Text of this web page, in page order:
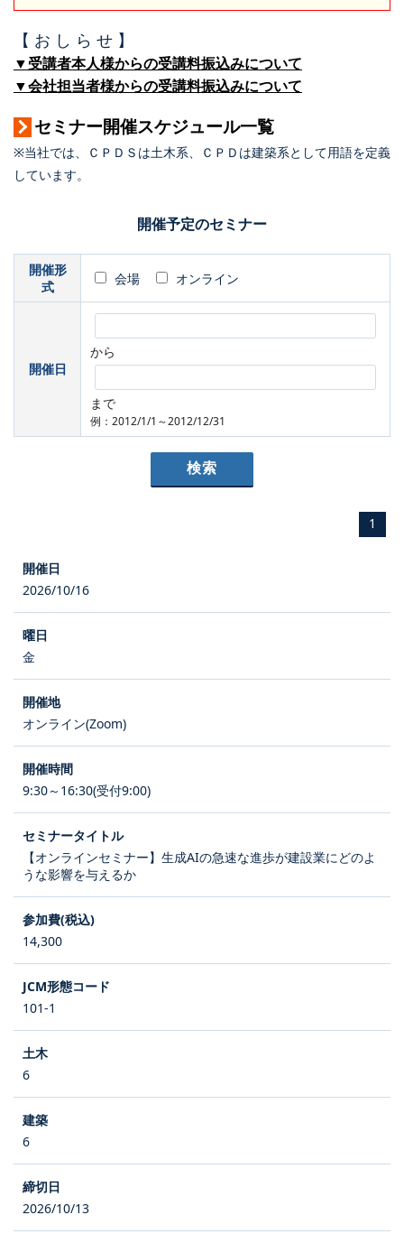
【 お し ら せ 】
▼受講者本人様からの受講料振込みについて
▼会社担当者様からの受講料振込みについて
セミナー開催スケジュール一覧
※当社では、ＣＰＤＳは土木系、ＣＰＤは建築系として用語を定義
しています。
開催予定のセミナー
開催形
式
会場 オンライン
開催日
から
まで
例：2012/1/1～2012/12/31
1
2026/10/16
金
オンライン(Zoom)
9:30～16:30(受付9:00)
【オンラインセミナー】生成AIの急速な進歩が建設業にどのよ
うな影響を与えるか
14,300
101-1
6
6
2026/10/13